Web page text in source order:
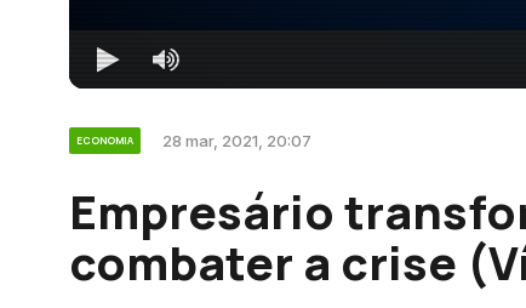
ECONOMIA 28 mar, 2021, 20:07
Empresário
combater a crise